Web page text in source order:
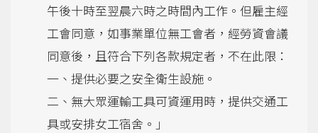
午後十時至翌晨六時之時間內工作。但雇主經
工會同意，如事業單位無工會者，經勞資會議
同意後，且符合下列各款規定者，不在此限：
一、提供必要之安全衛生設施。
二、無大眾運輸工具可資運用時，提供交通工
具或安排女工宿舍。」